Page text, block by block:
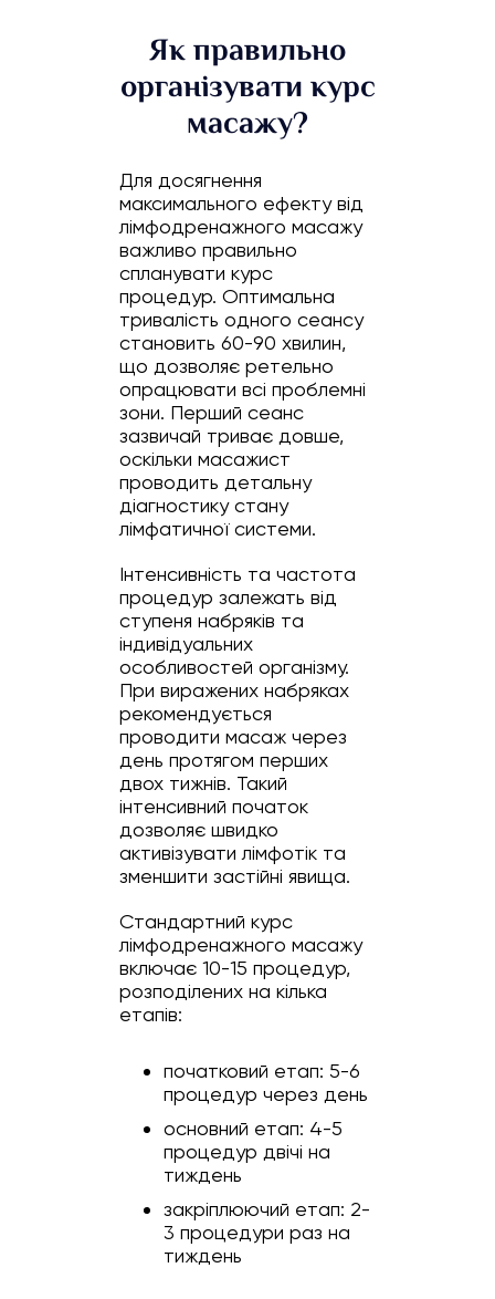
Як правильно
організувати курс
масажу?
Для досягнення
максимального ефекту від
лімфодренажного масажу
важливо правильно
спланувати курс
процедур. Оптимальна
тривалість одного сеансу
становить 60-90 хвилин,
що дозволяє ретельно
опрацювати всі проблемні
зони. Перший сеанс
зазвичай триває довше,
оскільки масажист
проводить детальну
діагностику стану
лімфатичної системи.
Інтенсивність та частота
процедур залежать від
ступеня набряків та
індивідуальних
особливостей організму.
При виражених набряках
рекомендується
проводити масаж через
день протягом перших
двох тижнів. Такий
інтенсивний початок
дозволяє швидко
активізувати лімфотік та
зменшити застійні явища.
Стандартний курс
лімфодренажного масажу
включає 10-15 процедур,
розподілених на кілька
етапів:
початковий етап: 5-6
процедур через день
основний етап: 4-5
процедур двічі на
тиждень
закріплюючий етап: 2-
3 процедури раз на
тиждень